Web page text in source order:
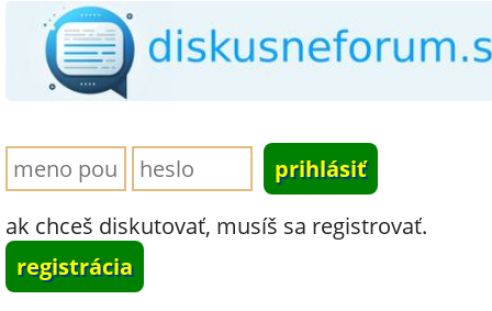
ak chceš diskutovať, musíš sa registrovať.
registrácia